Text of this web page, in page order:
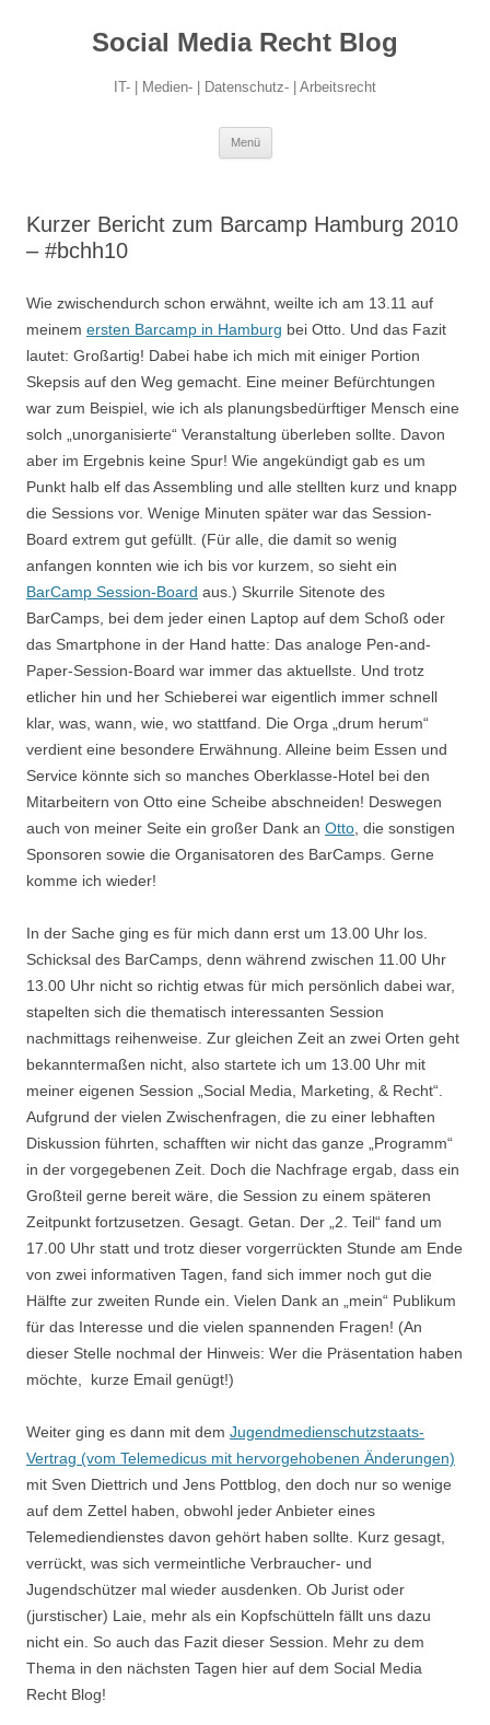
Social Media Recht Blog
IT- | Medien- | Datenschutz- | Arbeitsrecht
Menü
Kurzer Bericht zum Barcamp Hamburg 2010
– #bchh10
Wie zwischendurch schon erwähnt, weilte ich am 13.11 auf
meinem ersten Barcamp in Hamburg bei Otto. Und das Fazit
lautet: Großartig! Dabei habe ich mich mit einiger Portion
Skepsis auf den Weg gemacht. Eine meiner Befürchtungen
war zum Beispiel, wie ich als planungsbedürftiger Mensch eine
solch „unorganisierte“ Veranstaltung überleben sollte. Davon
aber im Ergebnis keine Spur! Wie angekündigt gab es um
Punkt halb elf das Assembling und alle stellten kurz und knapp
die Sessions vor. Wenige Minuten später war das Session-
Board extrem gut gefüllt. (Für alle, die damit so wenig
anfangen konnten wie ich bis vor kurzem, so sieht ein
BarCamp Session-Board aus.) Skurrile Sitenote des
BarCamps, bei dem jeder einen Laptop auf dem Schoß oder
das Smartphone in der Hand hatte: Das analoge Pen-and-
Paper-Session-Board war immer das aktuellste. Und trotz
etlicher hin und her Schieberei war eigentlich immer schnell
klar, was, wann, wie, wo stattfand. Die Orga „drum herum“
verdient eine besondere Erwähnung. Alleine beim Essen und
Service könnte sich so manches Oberklasse-Hotel bei den
Mitarbeitern von Otto eine Scheibe abschneiden! Deswegen
auch von meiner Seite ein großer Dank an Otto , die sonstigen
Sponsoren sowie die Organisatoren des BarCamps. Gerne
komme ich wieder!
In der Sache ging es für mich dann erst um 13.00 Uhr los.
Schicksal des BarCamps, denn während zwischen 11.00 Uhr
13.00 Uhr nicht so richtig etwas für mich persönlich dabei war,
stapelten sich die thematisch interessanten Session
nachmittags reihenweise. Zur gleichen Zeit an zwei Orten geht
bekanntermaßen nicht, also startete ich um 13.00 Uhr mit
meiner eigenen Session „Social Media, Marketing, & Recht“.
Aufgrund der vielen Zwischenfragen, die zu einer lebhaften
Diskussion führten, schafften wir nicht das ganze „Programm“
in der vorgegebenen Zeit. Doch die Nachfrage ergab, dass ein
Großteil gerne bereit wäre, die Session zu einem späteren
Zeitpunkt fortzusetzen. Gesagt. Getan. Der „2. Teil“ fand um
17.00 Uhr statt und trotz dieser vorgerrückten Stunde am Ende
von zwei informativen Tagen, fand sich immer noch gut die
Hälfte zur zweiten Runde ein. Vielen Dank an „mein“ Publikum
für das Interesse und die vielen spannenden Fragen! (An
dieser Stelle nochmal der Hinweis: Wer die Präsentation haben
möchte, kurze Email genügt!)
Weiter ging es dann mit dem Jugendmedienschutzstaats-
Vertrag (vom Telemedicus mit hervorgehobenen Änderungen)
mit Sven Diettrich und Jens Pottblog, den doch nur so wenige
auf dem Zettel haben, obwohl jeder Anbieter eines
Telemediendienstes davon gehört haben sollte. Kurz gesagt,
verrückt, was sich vermeintliche Verbraucher- und
Jugendschützer mal wieder ausdenken. Ob Jurist oder
(jurstischer) Laie, mehr als ein Kopfschütteln fällt uns dazu
nicht ein. So auch das Fazit dieser Session. Mehr zu dem
Thema in den nächsten Tagen hier auf dem Social Media
Recht Blog!